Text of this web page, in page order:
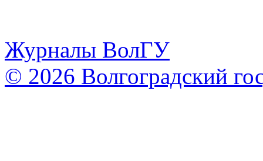
Журналы ВолГУ
© 2026 Волгоградский